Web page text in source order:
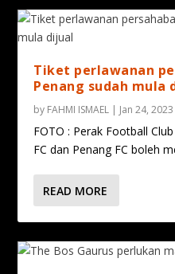
Tiket perlawanan
Penang sudah mula
by FAHMI ISMAEL | Jan 24, 2023
FOTO : Perak Football
FC dan Penang FC boleh
READ MORE